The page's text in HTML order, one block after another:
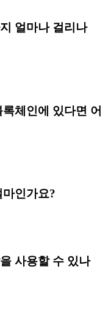
얼마나 걸리나
체인에 있다면 어
인가요?
사용할 수 있나